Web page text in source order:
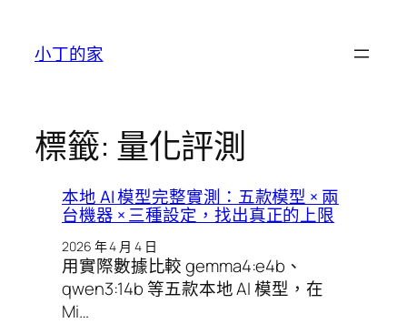
小丁的家
標籤: 量化評測
本地 AI 模型完整實測：五款模型 × 兩
台機器 × 三種設定，找出真正的上限
2026 年 4 月 4 日
用實際數據比較 gemma4:e4b、
qwen3:14b 等五款本地 AI 模型，在
Mi…